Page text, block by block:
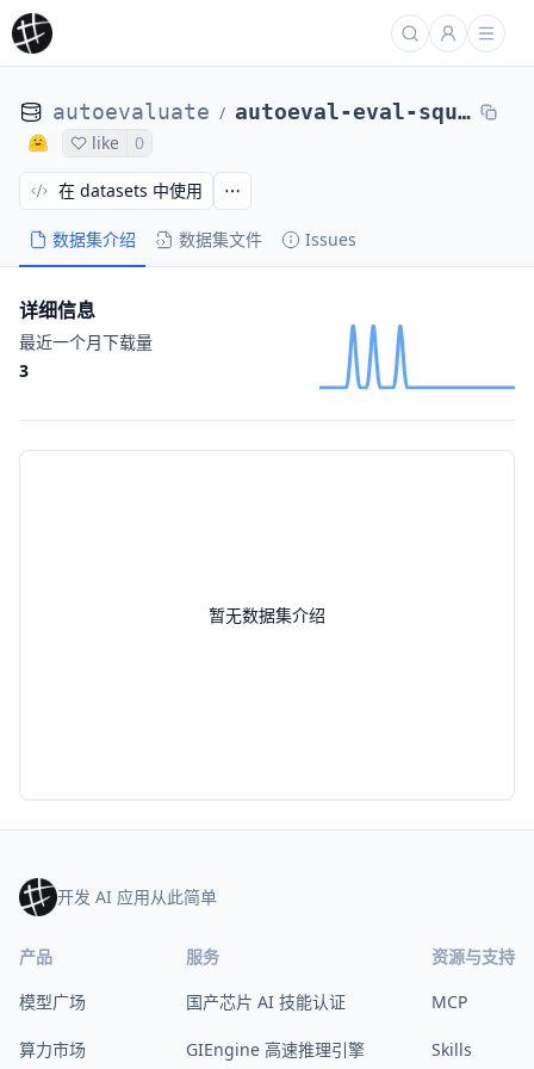
autoevaluate / autoeval-eval-squad-plain_text-c44d1a-26616144899
like 0
数据集介绍 数据集文件 Issues
在 datasets 中使用
暂无数据集介绍
详细信息
最近一个月下载量
3
开发 AI 应用从此简单
产品
模型广场
算力市场
服务
国产芯片 AI 技能认证
GIEngine 高速推理引擎
资源与支持
MCP
Skills